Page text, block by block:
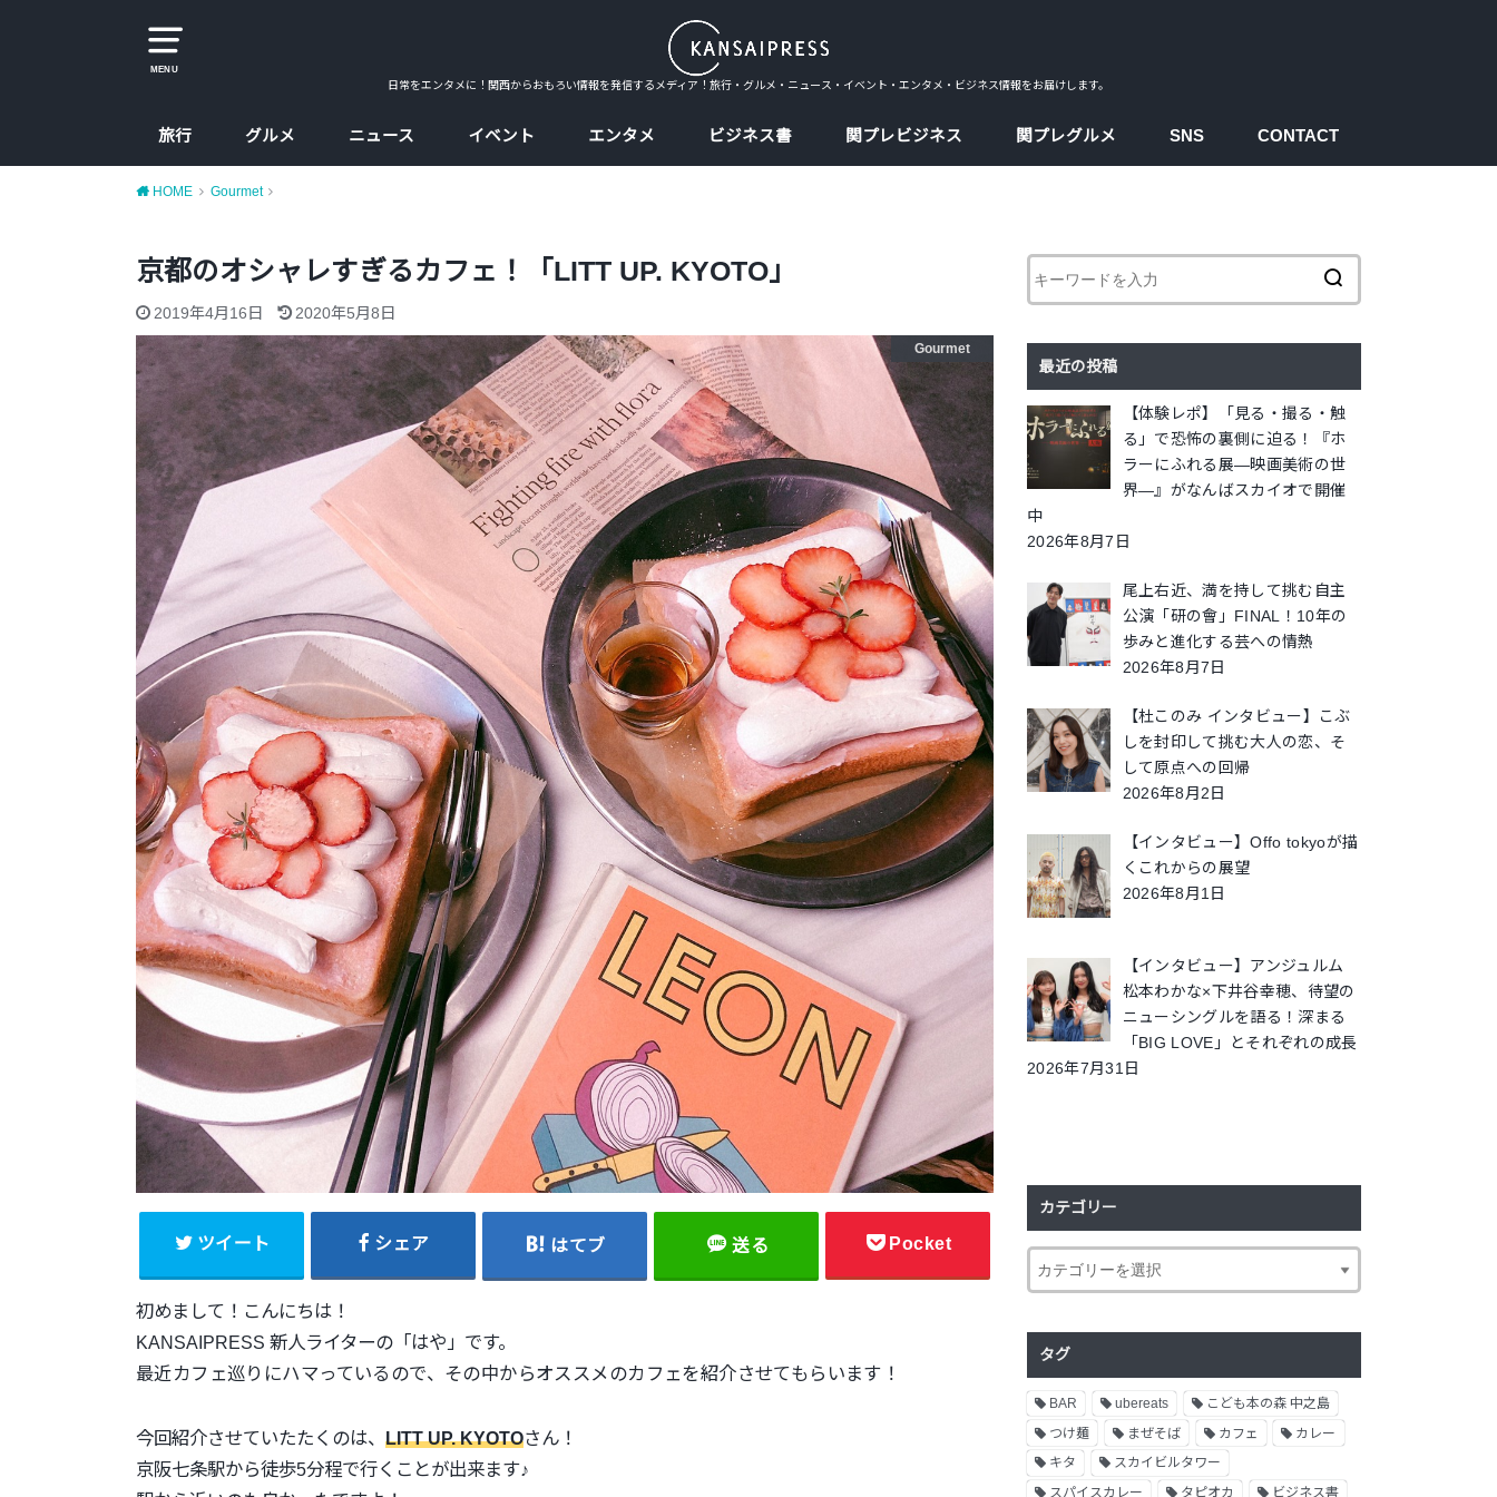
MENU
日常をエンタメに！関西からおもろい情報を発信するメディア！旅行・グルメ・ニュース・イベント・エンタメ・ビジネス情報をお届けします。
旅行
大阪
京都
兵庫
奈良
グルメ
カレー
ラーメン
カフェ
たこ焼、お好み焼
大阪コスパ飯
ニュース イベント エンタメ ビジネス書 関プレビジネス 関プレグルメ SNS CONTACT
HOME Gourmet
京都のオシャレすぎるカフェ！「LITT UP. KYOTO」
2019年4月16日 2020年5月8日
Gourmet
ツイート シェア はてブ 送る Pocket
初めまして！こんにちは！
KANSAIPRESS 新人ライターの「はや」です。
最近カフェ巡りにハマっているので、その中からオススメのカフェを紹介させてもらいます！
今回紹介させていたたくのは、 LITT UP. KYOTOさん！
京阪七条駅から徒歩5分程で行くことが出来ます♪
最近の投稿
【体験レポ】「見る・撮る・触
る」で恐怖の裏側に迫る！『ホ
ラーにふれる展―映画美術の世
界―』がなんばスカイオで開催
中
2026年8月7日
尾上右近、満を持して挑む自主
公演「研の會」FINAL！10年の
歩みと進化する芸への情熱
2026年8月7日
【杜このみ インタビュー】こぶ
しを封印して挑む大人の恋、そ
して原点への回帰
2026年8月2日
【インタビュー】Offo tokyoが描
くこれからの展望
2026年8月1日
【インタビュー】アンジュルム
松本わかな×下井谷幸穂、待望の
ニューシングルを語る！深まる
「BIG LOVE」とそれぞれの成長
2026年7月31日
カテゴリー
タグ
BAR ubereats
こども本の森 中之島
つけ麺
まぜそば カフェ
カレー
キタ
スカイビルタワー
スパイスカレー
タピオカ ビジネス書